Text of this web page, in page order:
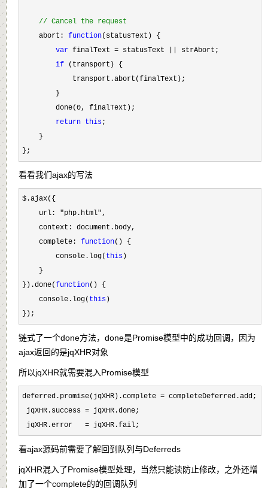
// Cancel the request
    abort:
function(statusText) {
var finalText = statusText ||
strAbort;
if (transport) {
            transport.abort(finalText);
        }
        done(
0, finalText);
return this;
    }
};
看看我们ajax的写法
$.ajax({
    url:
"php.html",
    context: document.body,
    complete:
function() {
        console.log(
this)
    }
}).done(function() {
    console.log(
this)
});
链式了一个done方法，done是Promise模型中的成功回调，因为
ajax返回的是jqXHR对象
所以jqXHR就需要混入Promise模型
deferred.promise(jqXHR).complete = completeDeferred.add;
jqXHR.success = jqXHR.done;
jqXHR.error = jqXHR.fail;
看ajax源码前需要了解回到队列与Deferreds
jqXHR混入了Promise模型处理，当然只能读防止修改，之外还增
加了一个complete的的回调队列